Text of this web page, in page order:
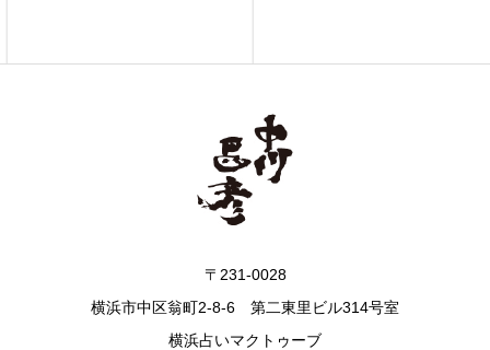
〒231-0028
横浜市中区翁町2-8-6 第二東里ビル314号室
横浜占いマクトゥーブ